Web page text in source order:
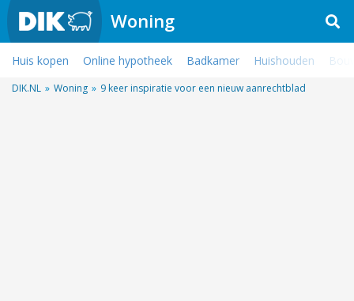
Woning
Huis kopen Online hypotheek Badkamer Huishouden
DIK.NL » Woning » 9 keer inspiratie voor een nieuw aanrechtblad